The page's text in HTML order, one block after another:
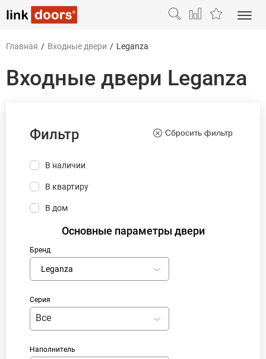
Главная / Входные двери / Leganza
Входные двери Leganza
Фильтр Сбросить фильтр
В наличии
В квартиру
В дом
Основные параметры двери
Бренд
Leganza
Серия
Все
Наполнитель